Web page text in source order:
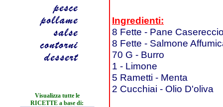
Visualizza tutte le
RICETTE a base di:
Ingredienti:
8 Fette - Pane
8 Fette - Salmone
70 G - Burro
1 - Limone
5 Rametti - Menta
2 Cucchiai - Olio D'oliva